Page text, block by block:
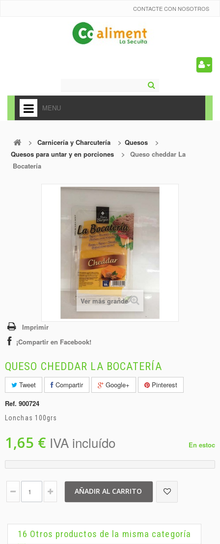
CONTACTE CON NOSOTROS
MENU
ALIMENTACIÓN
FRUTAS Y VEDURAS
REFRESCOS
CARNICERÍA Y CHARCUTERÍA
> Carnicería y Charcutería > Quesos
>
Quesos para untar y en porciones
>
Queso cheddar La
Bocatería
Ver más grande
Imprimir
¡Compartir en Facebook!
QUESO CHEDDAR LA BOCATERÍA
Tweet Compartir Google+
Pinterest
Ref. 900724
Lonchas 100grs
1,65 € IVA incluído En estoc
AÑADIR AL CARRITO
16 Otros productos de la misma categoría